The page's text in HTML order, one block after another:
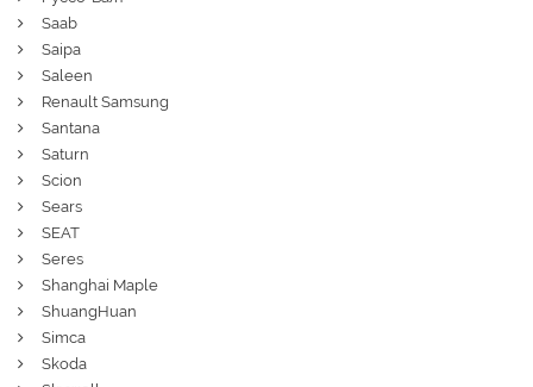
Saab
Saipa
Saleen
Renault Samsung
Santana
Saturn
Scion
Sears
SEAT
Seres
Shanghai Maple
ShuangHuan
Simca
Skoda